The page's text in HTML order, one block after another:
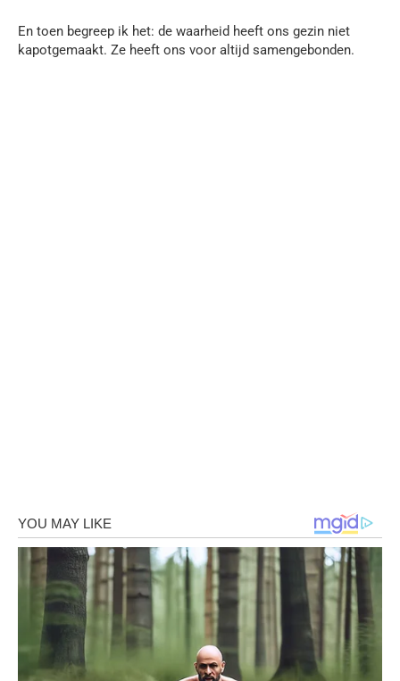
En toen begreep ik het: de waarheid heeft ons gezin niet
kapotgemaakt. Ze heeft ons voor altijd samengebonden.